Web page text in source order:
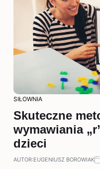
SIŁOWNIA
Skuteczne
wymawiania
dzieci
AUTOR:EUGENIUSZ BOROWIAK